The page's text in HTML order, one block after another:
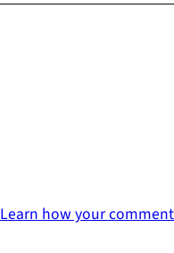
Learn how your